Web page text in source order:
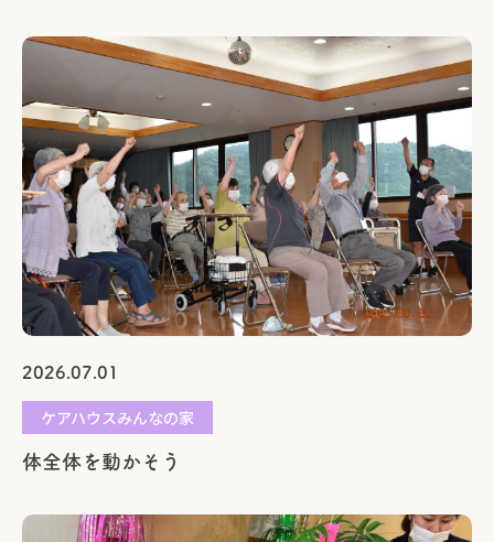
2026.07.01
ケアハウスみんなの家
体全体を動かそう